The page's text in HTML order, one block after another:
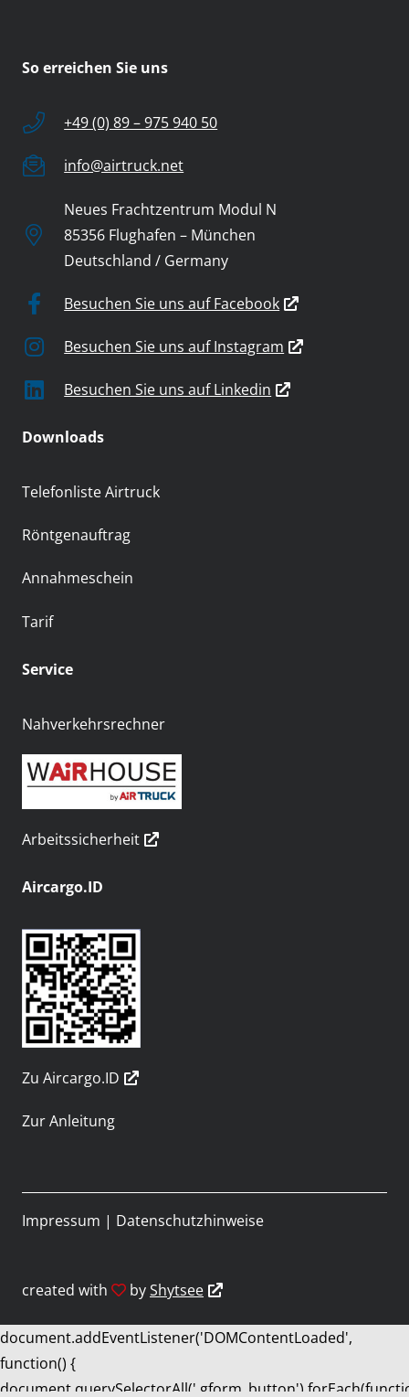
So erreichen Sie uns
+49 (0) 89 – 975 940 50
info@airtruck.net
Neues Frachtzentrum Modul N
85356 Flughafen – München
Deutschland / Germany
Besuchen Sie uns auf Facebook
Besuchen Sie uns auf Instagram
Besuchen Sie uns auf Linkedin
Downloads
Telefonliste Airtruck
Röntgenauftrag
Annahmeschein
Tarif
Service
Nahverkehrsrechner
Arbeitssicherheit
Aircargo.ID
Zu Aircargo.ID
Zur Anleitung
created with byShytsee
Impressum | Datenschutzhinweise
document.addEventListener('DOMContentLoaded',
function() {